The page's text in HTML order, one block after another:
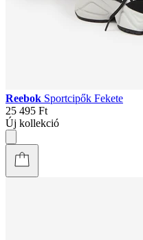
Reebok Sportcipők Fekete
25 495 Ft
Új kollekció